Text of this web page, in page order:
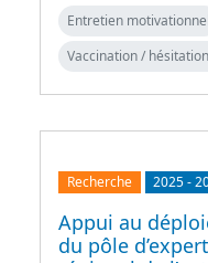
Entretien motivationnel
Vaccination /
Recherche 2025-
Appui au
du pôle